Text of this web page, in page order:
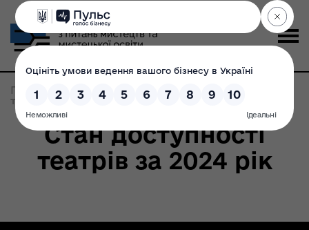
Головна
Записи по метке:
тиждень_безбар’єрності
Стан доступності
театрів за 2024 рік